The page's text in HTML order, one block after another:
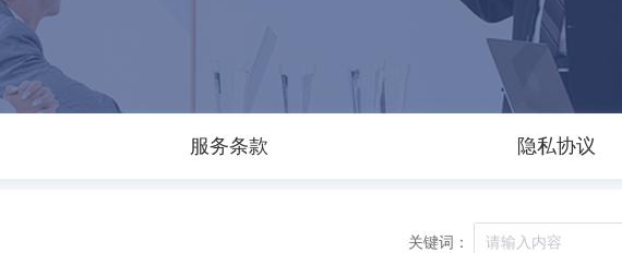
服务条款 隐私协议
关键词：